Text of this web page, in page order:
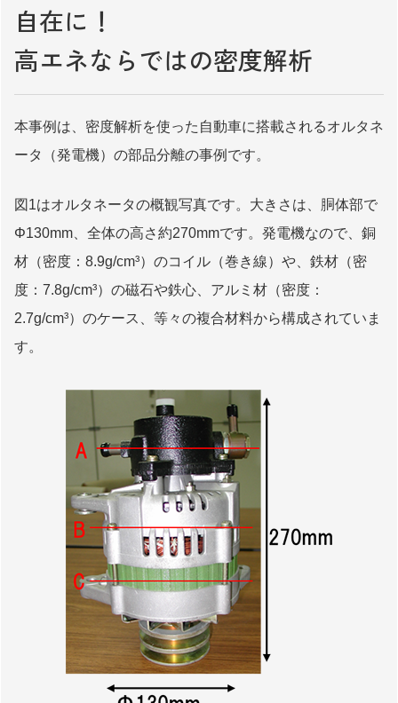
自在に！
高エネならではの密度解析
本事例は、密度解析を使った自動車に搭載されるオルタネ
ータ（発電機）の部品分離の事例です。
図1はオルタネータの概観写真です。大きさは、胴体部で
Φ130mm、全体の高さ約270mmです。発電機なので、銅
材（密度：8.9g/cm³）のコイル（巻き線）や、鉄材（密
度：7.8g/cm³）の磁石や鉄心、アルミ材（密度：
2.7g/cm³）のケース、等々の複合材料から構成されていま
す。